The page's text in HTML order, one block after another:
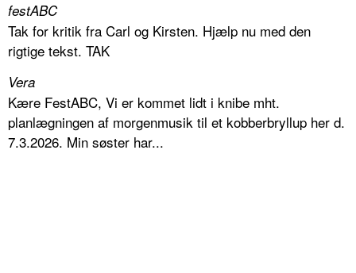
festABC
Tak for kritik fra Carl og Kirsten. Hjælp nu med den
rigtige tekst. TAK
Vera
Kære FestABC, Vi er kommet lidt i knibe mht.
planlægningen af morgenmusik til et kobberbryllup her d.
7.3.2026. Min søster har...